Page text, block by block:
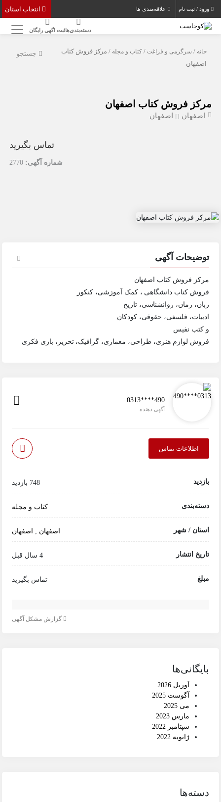
ورود / ثبت نام علاقه‌مندی ها
دسته‌بندی‌هاثبت اگهی رایگان
جستجو خانه / سرگرمی و فراغت /کتاب و مجله / مرکز فروش کتاب
اصفهان
مرکز فروش کتاب اصفهان
اصفهان اصفهان
تماس بگیرید
شماره آگهی: 2770
توضیحات آگهی
مرکز فروش کتاب اصفهان
فروش کتاب دانشگاهی ، کمک آموزشی، کنکور
زبان، رمان، روانشناسی، تاریخ
ادبیات،‌ فلسفی، حقوقی، کودکان
و کتب نفیس
فروش لوازم هنری، طراحی، معماری، گرافیک، تحریر، بازی فکری
0313****490
آگهی دهنده
اطلاعات تماس
بازدید 748 بازدید
دسته‌بندی کتاب و مجله
استان / شهر اصفهان اصفهان
تاریخ انتشار 4 سال قبل
مبلغ تماس بگیرید
گزارش مشکل آگهی
بایگانی‌ها
آوریل 2026
آگوست 2025
می 2025
مارس 2023
سپتامبر 2022
ژانویه 2022
دسته‌ها